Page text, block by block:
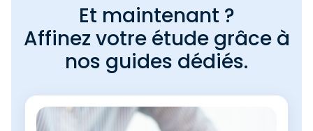
Et maintenant ?
Affinez votre étude grâce à
nos guides dédiés.